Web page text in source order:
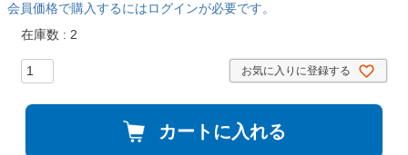
会員価格で購入するにはログインが必要です。
在庫数
2
お気に入りに登録する
カートに入れる